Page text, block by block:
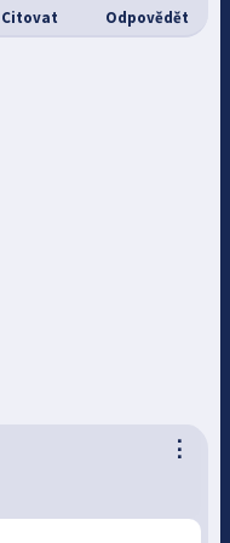
Citovat Odpovědět
⋮